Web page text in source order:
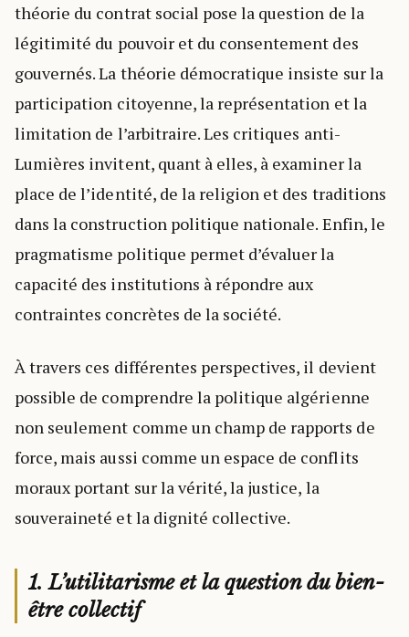
théorie du contrat social pose la question de la
légitimité du pouvoir et du consentement des
gouvernés. La théorie démocratique insiste sur la
participation citoyenne, la représentation et la
limitation de l’arbitraire. Les critiques anti-
Lumières invitent, quant à elles, à examiner la
place de l’identité, de la religion et des traditions
dans la construction politique nationale. Enfin, le
pragmatisme politique permet d’évaluer la
capacité des institutions à répondre aux
contraintes concrètes de la société.
À travers ces différentes perspectives, il devient
possible de comprendre la politique algérienne
non seulement comme un champ de rapports de
force, mais aussi comme un espace de conflits
moraux portant sur la vérité, la justice, la
souveraineté et la dignité collective.
1. L’utilitarisme et la question du bien-
être collectif